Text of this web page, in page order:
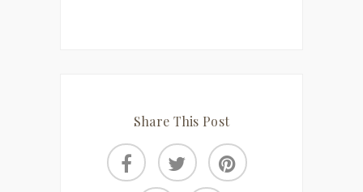
Share This Post